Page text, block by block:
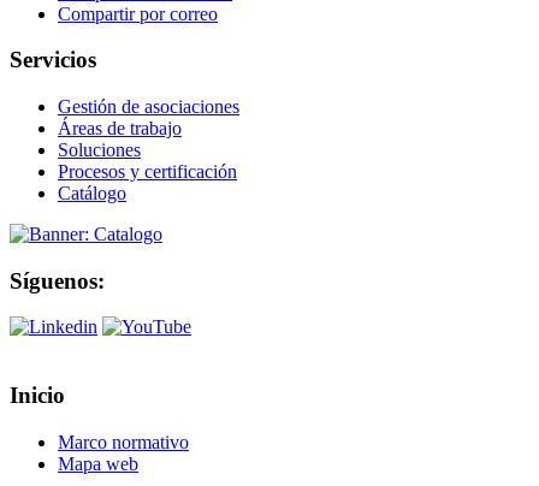
Compartir por correo
Servicios
Gestión de asociaciones
Áreas de trabajo
Soluciones
Procesos y certificación
Catálogo
Síguenos:
Inicio
Marco normativo
Mapa web